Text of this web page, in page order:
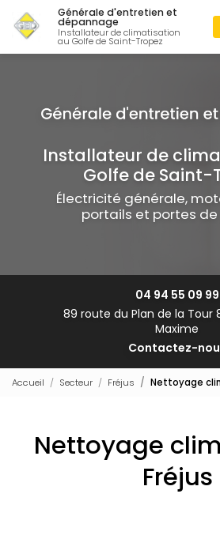
au
contenu
principal
Générale d'entretien et
dépannage
Installateur de climatisation
au Golfe de Saint-Tropez
Installateur de
Golfe de Saint-
Électricité générale,
portails et portes
04 94 55 09 99
89 route du Plan de la Tour
Maxime
Contactez-
Accueil Secteur Fréjus Nettoyage
Nettoyage
Fréjus